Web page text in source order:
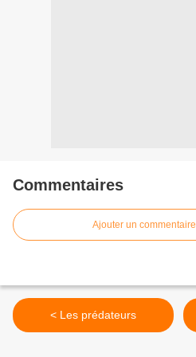
Commentaires
Ajouter un commentaire
< Les prédateurs